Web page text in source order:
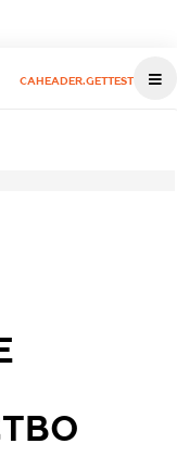
CAHEADER.GETTEST